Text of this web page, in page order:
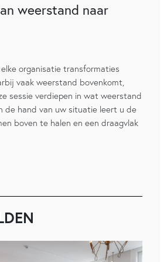
weerstand naar
organisatie transformaties
vaak weerstand bovenkomt,
sessie verdiepen in wat weerstand
de hand van uw situatie leert u de
boven te halen en een draagvlak